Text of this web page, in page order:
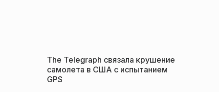
The Telegraph связала крушение
самолета в США с испытанием
GPS